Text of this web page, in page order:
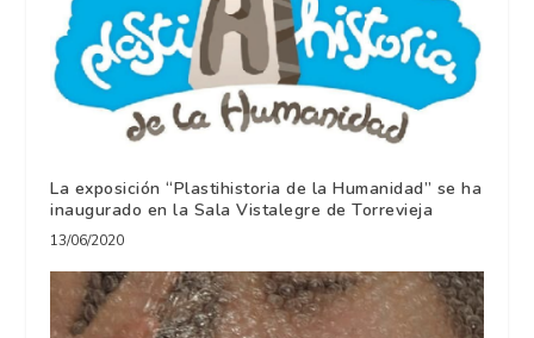
La exposición “Plastihistoria de la Humanidad” se ha
inaugurado en la Sala Vistalegre de Torrevieja
13/06/2020